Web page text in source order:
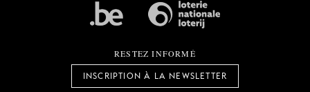
RESTEZ INFORMÉ
INSCRIPTION À LA NEWSLETTER